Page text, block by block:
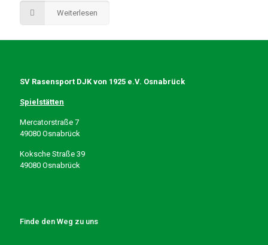
Weiterlesen
SV Rasensport DJK von 1925 e.V. Osnabrück
Spielstätten
Mercatorstraße 7
49080 Osnabrück
Koksche Straße 39
49080 Osnabrück
Finde den Weg zu uns